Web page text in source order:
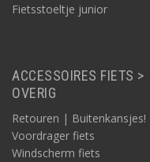
Fietsstoeltje junior
ACCESSOIRES FIETS >
OVERIG
Retouren | Buitenkansjes!
Voordrager fiets
Windscherm fiets